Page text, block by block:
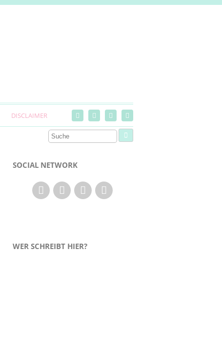
DISCLAIMER
SOCIAL NETWORK
WER SCHREIBT HIER?